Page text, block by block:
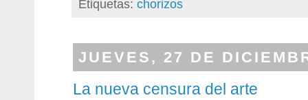
Etiquetas: chorizos
JUEVES, 27 DE
La nueva censura del arte